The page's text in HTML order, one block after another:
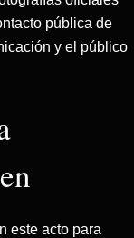
pública de
y el público
este acto para